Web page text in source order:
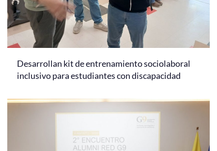
Desarrollan kit de entrenamiento sociolaboral
inclusivo para estudiantes con discapacidad